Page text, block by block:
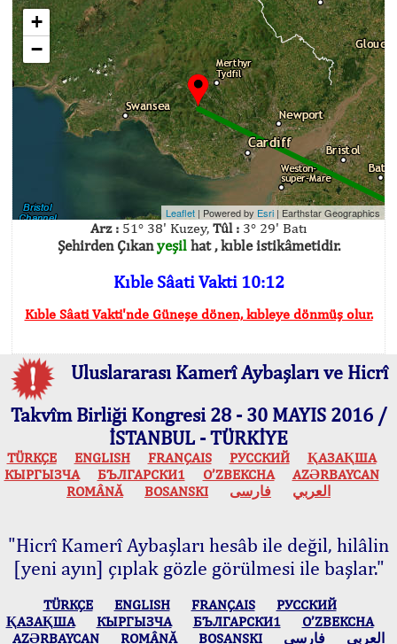
+
−
Leaflet | Powered by Esri | Earthstar Geographics
Arz : 51° 38' Kuzey, Tûl : 3° 29' Batı
Şehirden Çıkanyeşilhat , kıble istikâmetidir.
Kıble Sâati Vakti 10:12
Kıble Sâati Vakti'nde Güneşe dönen, kıbleye dönmüş olur.
Uluslararası Kamerî Aybaşları ve Hicrî
Takvîm Birliği Kongresi 28 - 30 MAYIS 2016 /
İSTANBUL - TÜRKİYE
TÜRKÇE ENGLISH FRANÇAIS РУССКИЙ
ҚАЗАҚША
КЫPГЫЗЧA
БЪЛГАРСКИ1 O’ZBEKCHA
AZӘRBAYCAN
ROMÂNĂ
BOSANSKI العربي فارسی
"Hicrî Kamerî Aybaşları hesâb ile değil, hilâlin
[yeni ayın] çıplak gözle görülmesi ile başlar."
TÜRKÇE ENGLISH FRANÇAIS
РУССКИЙ
ҚАЗАҚША
КЫPГЫЗЧA БЪЛГАРСКИ1
O’ZBEKCHA
AZӘRBAYCAN
ROMÂNĂ BOSANSKI العربي فارسی